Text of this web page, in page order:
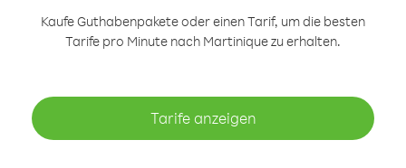
Kaufe Guthabenpakete oder einen Tarif, um die besten
Tarife pro Minute nach Martinique zu erhalten.
Tarife anzeigen